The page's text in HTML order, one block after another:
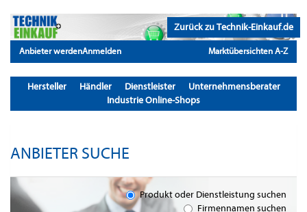
Zurück zu Technik-Einkauf.de
Anbieter werdenAnmelden Marktübersichten A-Z
Hersteller Händler Dienstleister
Unternehmensberater
Industrie Online-Shops
ANBIETER SUCHE
Produkt oder Dienstleistung suchen
Firmennamen suchen